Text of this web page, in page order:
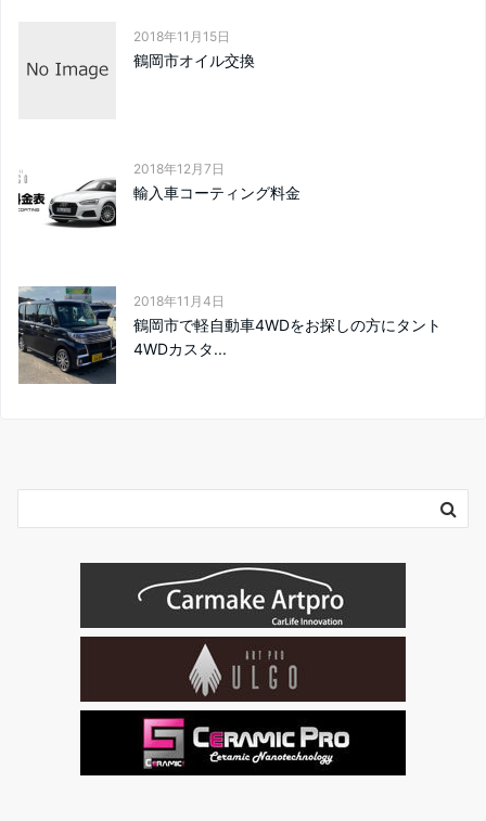
2018年11月15日
鶴岡市オイル交換
2018年12月7日
輸入車コーティング料金
2018年11月4日
鶴岡市で軽自動車4WDをお探しの方にタント
4WDカスタ...